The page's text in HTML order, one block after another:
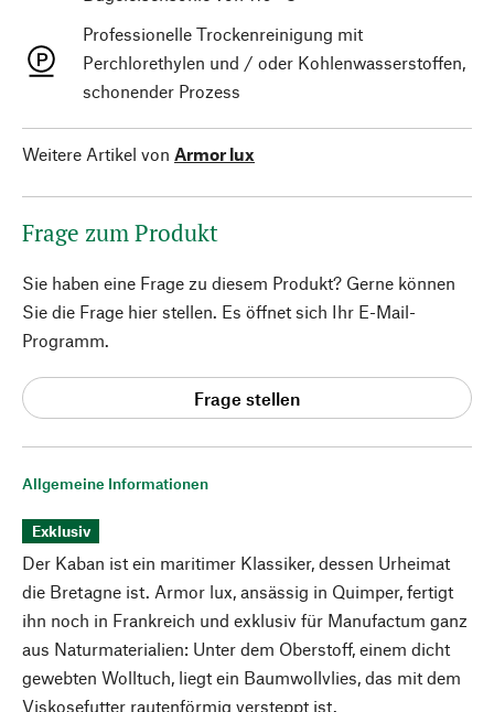
Allgemeine Informationen
Exklusiv
Der Kaban ist ein maritimer Klassiker, dessen Urheimat
die Bretagne ist. Armor lux, ansässig in Quimper, fertigt
ihn noch in Frankreich und exklusiv für Manufactum ganz
aus Naturmaterialien: Unter dem Oberstoff, einem dicht
gewebten Wolltuch, liegt ein Baumwollvlies, das mit dem
Viskosefutter rautenförmig versteppt ist.
Professionelle Trockenreinigung mit
Perchlorethylen und / oder Kohlenwasserstoffen,
schonender Prozess
Weitere Artikel von Armor lux
Frage zum Produkt
Sie haben eine Frage zu diesem Produkt? Gerne können
Sie die Frage hier stellen. Es öffnet sich Ihr E-Mail-
Programm.
Frage stellen